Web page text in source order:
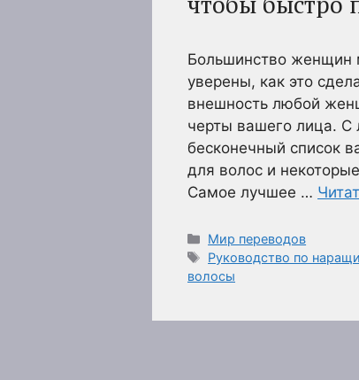
Большинство женщин
уверены, как это
внешность любой
черты вашего лица. С
бесконечный список
для волос и
Самое лучшее …
Рубрики
Мир переводов
Метки
Руководство по
волосы